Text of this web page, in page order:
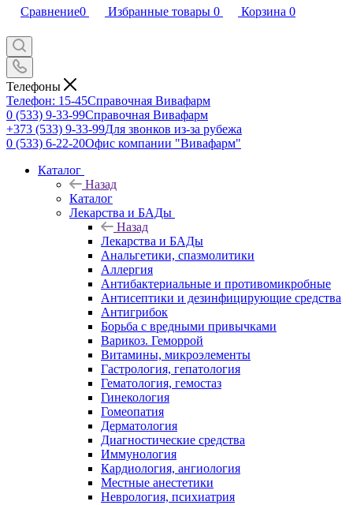
Сравнение0 Избранные товары 0 Корзина 0
Телефоны
Телефон: 15-45Справочная Вивафарм
0 (533) 9-33-99Справочная Вивафарм
+373 (533) 9-33-99Для звонков из-за рубежа
0 (533) 6-22-20Офис компании "Вивафарм"
Каталог
Назад
Каталог
Лекарства и БАДы
Назад
Лекарства и БАДы
Анальгетики, спазмолитики
Аллергия
Антибактериальные и противомикробные
Антисептики и дезинфицирующие средства
Антигрибок
Борьба с вредными привычками
Варикоз. Геморрой
Витамины, микроэлементы
Гастрология, гепатология
Гематология, гемостаз
Гинекология
Гомеопатия
Дерматология
Диагностические средства
Иммунология
Кардиология, ангиология
Местные анестетики
Неврология, психиатрия